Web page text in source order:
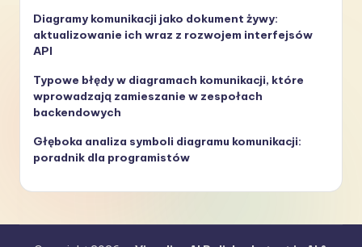
Diagramy komunikacji jako dokument żywy:
aktualizowanie ich wraz z rozwojem interfejsów
API
Typowe błędy w diagramach komunikacji, które
wprowadzają zamieszanie w zespołach
backendowych
Głęboka analiza symboli diagramu komunikacji:
poradnik dla programistów